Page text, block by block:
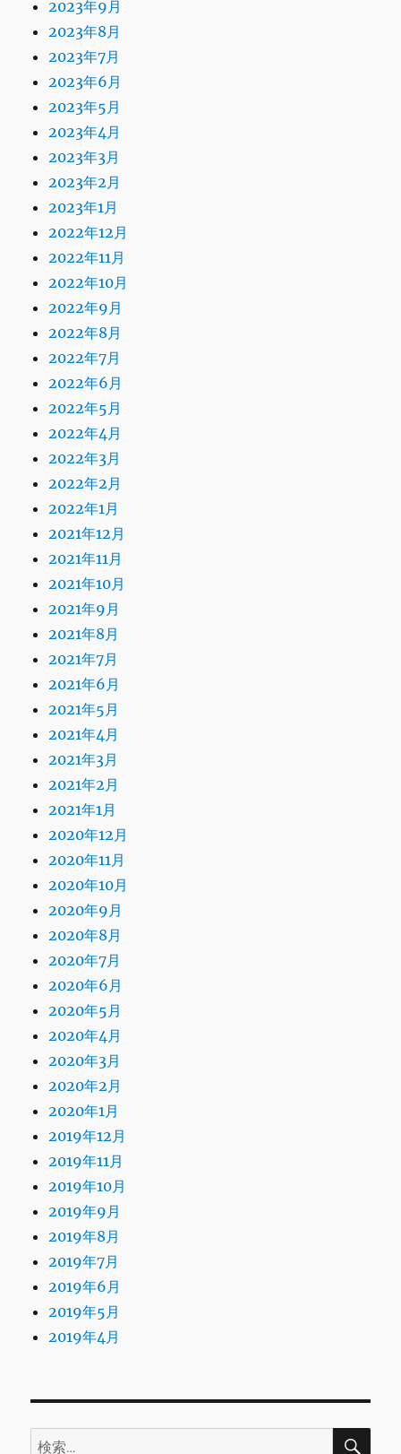
2023年9月
2023年8月
2023年7月
2023年6月
2023年5月
2023年4月
2023年3月
2023年2月
2023年1月
2022年12月
2022年11月
2022年10月
2022年9月
2022年8月
2022年7月
2022年6月
2022年5月
2022年4月
2022年3月
2022年2月
2022年1月
2021年12月
2021年11月
2021年10月
2021年9月
2021年8月
2021年7月
2021年6月
2021年5月
2021年4月
2021年3月
2021年2月
2021年1月
2020年12月
2020年11月
2020年10月
2020年9月
2020年8月
2020年7月
2020年6月
2020年5月
2020年4月
2020年3月
2020年2月
2020年1月
2019年12月
2019年11月
2019年10月
2019年9月
2019年8月
2019年7月
2019年6月
2019年5月
2019年4月
検
検